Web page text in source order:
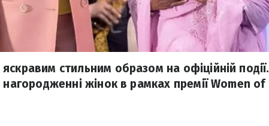
стильним образом на офіційній події.
жінок в рамках премії Women of